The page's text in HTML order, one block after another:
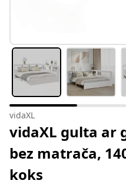
vidaXL
vidaXL gulta ar
bez matrača,
koks